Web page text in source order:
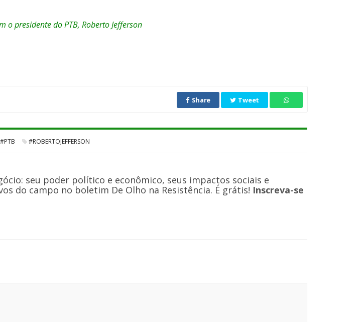
o presidente do PTB, Roberto Jefferson
Share Tweet
#PTB #ROBERTOJEFFERSON
seu poder político e econômico, seus impactos sociais e
do campo no boletim De Olho na Resistência. É grátis! Inscreva-se